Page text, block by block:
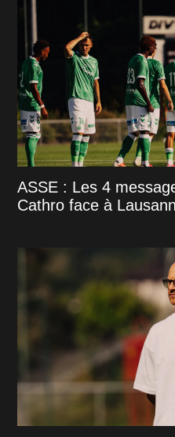
ASSE : Les 4
Cathro face à